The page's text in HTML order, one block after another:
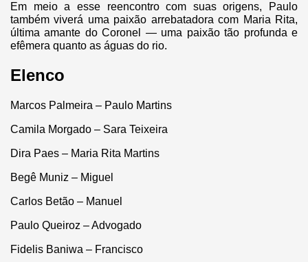
Em meio a esse reencontro com suas origens, Paulo
também viverá uma paixão arrebatadora com Maria Rita,
última amante do Coronel — uma paixão tão profunda e
efêmera quanto as águas do rio.
Elenco
Marcos Palmeira – Paulo Martins
Camila Morgado – Sara Teixeira
Dira Paes – Maria Rita Martins
Begê Muniz – Miguel
Carlos Betão – Manuel
Paulo Queiroz – Advogado
Fidelis Baniwa – Francisco